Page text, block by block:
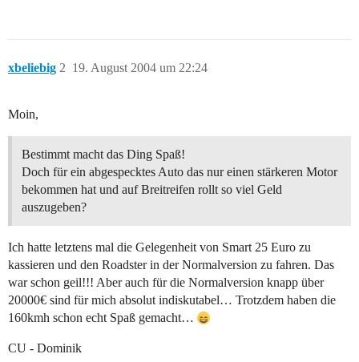
xbeliebig 19. August 2004 um 22:24
2
Moin,
Bestimmt macht das Ding Spaß!
Doch für ein abgespecktes Auto das nur einen stärkeren Motor
bekommen hat und auf Breitreifen rollt so viel Geld
auszugeben?
Ich hatte letztens mal die Gelegenheit von Smart 25 Euro zu
kassieren und den Roadster in der Normalversion zu fahren. Das
war schon geil!!! Aber auch für die Normalversion knapp über
20000€ sind für mich absolut indiskutabel… Trotzdem haben die
160kmh schon echt Spaß gemacht…
CU - Dominik